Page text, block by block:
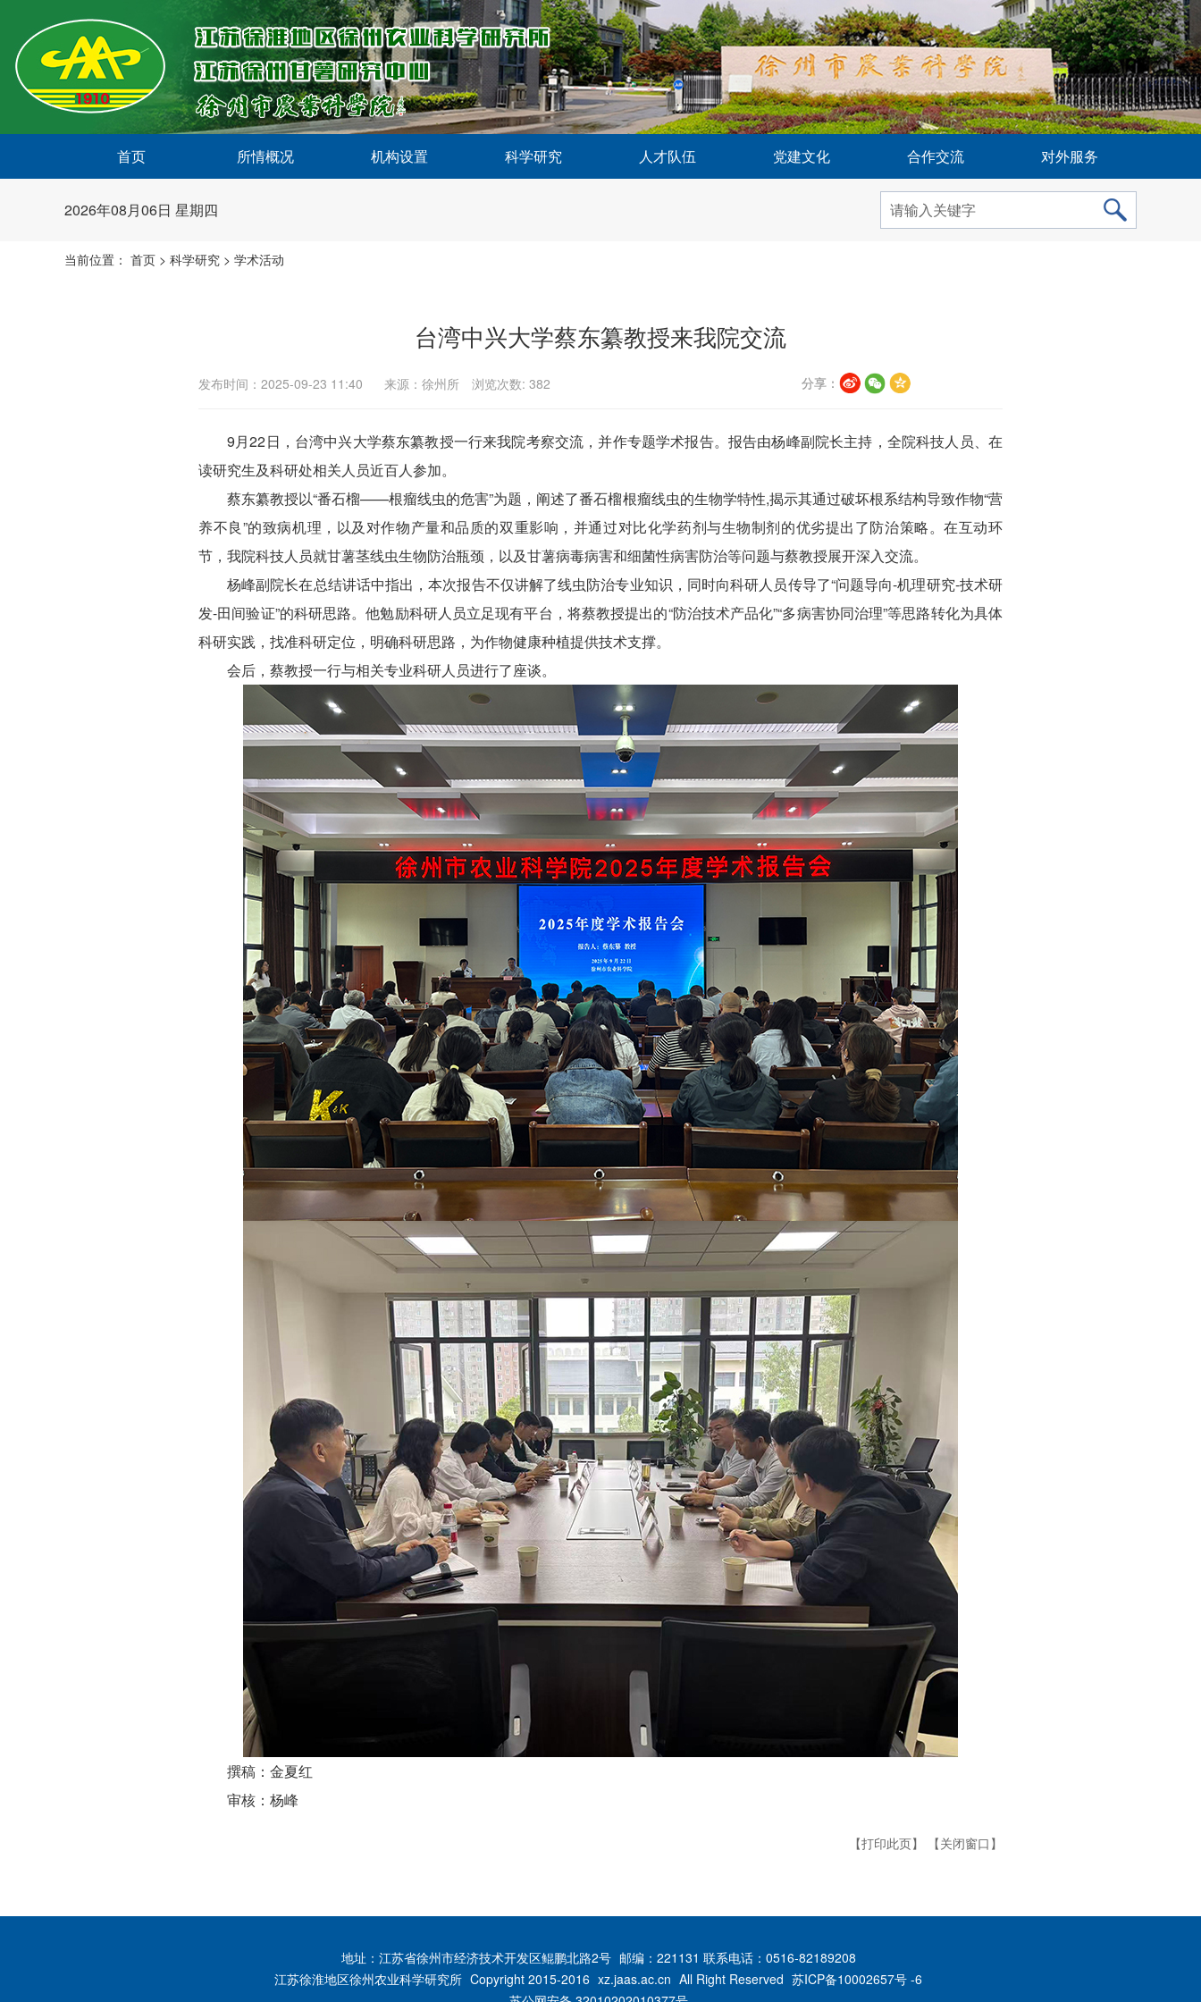
首页 所情概况 机构设置 科学研究 人才队伍 党建文化 合作交流 对外服务
2026年08月06日 星期四
当前位置： 首页 > 科学研究 > 学术活动
台湾中兴大学蔡东纂教授来我院交流
发布时间：2025-09-23 11:40 来源：徐州所 浏览次数: 382 分享：
9月22日，台湾中兴大学蔡东纂教授一行来我院考察交流，并作专题学术报告。报告由杨峰副院长主持，全院科技人员、在
读研究生及科研处相关人员近百人参加。
蔡东纂教授以“番石榴——根瘤线虫的危害”为题，阐述了番石榴根瘤线虫的生物学特性,揭示其通过破坏根系结构导致作物“营
养不良”的致病机理，以及对作物产量和品质的双重影响，并通过对比化学药剂与生物制剂的优劣提出了防治策略。在互动环
节，我院科技人员就甘薯茎线虫生物防治瓶颈，以及甘薯病毒病害和细菌性病害防治等问题与蔡教授展开深入交流。
杨峰副院长在总结讲话中指出，本次报告不仅讲解了线虫防治专业知识，同时向科研人员传导了“问题导向-机理研究-技术研
发-田间验证”的科研思路。他勉励科研人员立足现有平台，将蔡教授提出的“防治技术产品化”“多病害协同治理”等思路转化为具体
科研实践，找准科研定位，明确科研思路，为作物健康种植提供技术支撑。
会后，蔡教授一行与相关专业科研人员进行了座谈。
撰稿：金夏红
审核：杨峰
【打印此页】 【关闭窗口】
地址：江苏省徐州市经济技术开发区鲲鹏北路2号 邮编：221131 联系电话：0516-82189208
江苏徐淮地区徐州农业科学研究所 Copyright 2015-2016 xz.jaas.ac.cn All Right Reserved 苏ICP备10002657号 -6